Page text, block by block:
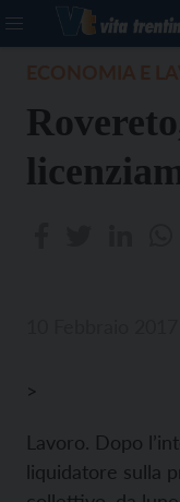
>
Lavoro. Dopo
liquidatore sulla